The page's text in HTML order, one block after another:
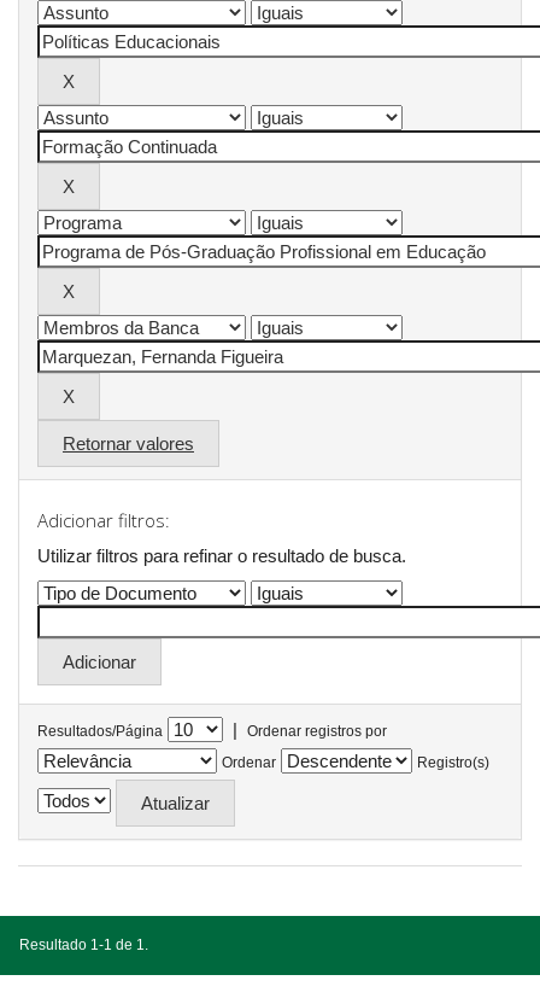
Retornar valores
Adicionar filtros:
Utilizar filtros para refinar o resultado de busca.
Resultados/Página |
Ordenar registros por
Ordenar
Registro(s)
Resultado 1-1 de 1.